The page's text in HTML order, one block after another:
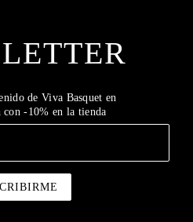
de Viva Basquet en
-10% en la tienda